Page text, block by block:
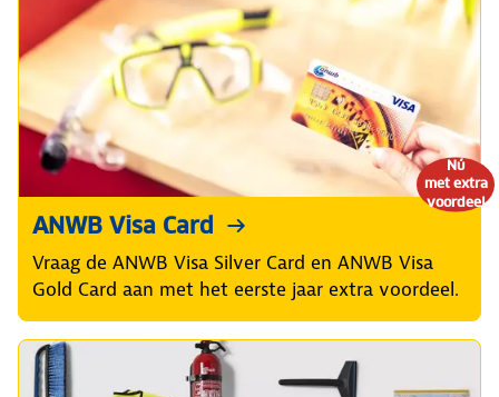
Nú
met extra
voordeel
ANWB Visa Card
Vraag de ANWB Visa Silver Card en ANWB Visa
Gold Card aan met het eerste jaar extra voordeel.